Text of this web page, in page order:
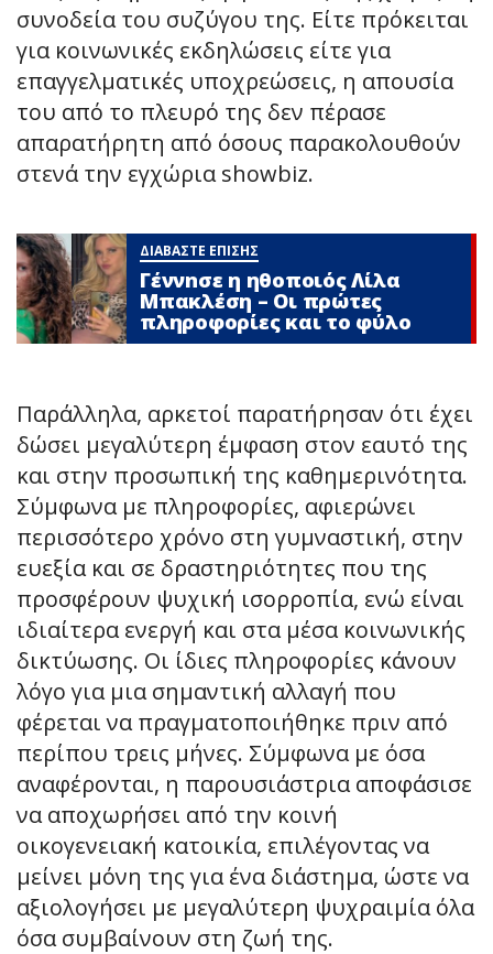
συνοδεία του συζύγου της. Είτε πρόκειται
για κοινωνικές εκδηλώσεις είτε για
επαγγελματικές υποχρεώσεις, η απουσία
του από το πλευρό της δεν πέρασε
απαρατήρητη από όσους παρακολουθούν
στενά την εγχώρια showbiz.
ΔΙΑΒΑΣΤΕ ΕΠΙΣΗΣ
Γέννnσε η ηθοποιός Λίλα
Μπακλέση – Οι πρώτες
πληροφορίες και το φύλο
Παράλληλα, αρκετοί παρατήρησαν ότι έχει
δώσει μεγαλύτερη έμφαση στον εαυτό της
και στην προσωπική της καθημερινότητα.
Σύμφωνα με πληροφορίες, αφιερώνει
περισσότερο χρόνο στη γυμναστική, στην
ευεξία και σε δραστηριότητες που της
προσφέρουν ψυχική ισορροπία, ενώ είναι
ιδιαίτερα ενεργή και στα μέσα κοινωνικής
δικτύωσης. Οι ίδιες πληροφορίες κάνουν
λόγο για μια σημαντική αλλαγή που
φέρεται να πραγματοποιήθηκε πριν από
περίπου τρεις μήνες. Σύμφωνα με όσα
αναφέρονται, η παρουσιάστρια αποφάσισε
να αποχωρήσει από την κοινή
οικογενειακή κατοικία, επιλέγοντας να
μείνει μόνη της για ένα διάστημα, ώστε να
αξιολογήσει με μεγαλύτερη ψυχραιμία όλα
όσα συμβαίνουν στη ζωή της.